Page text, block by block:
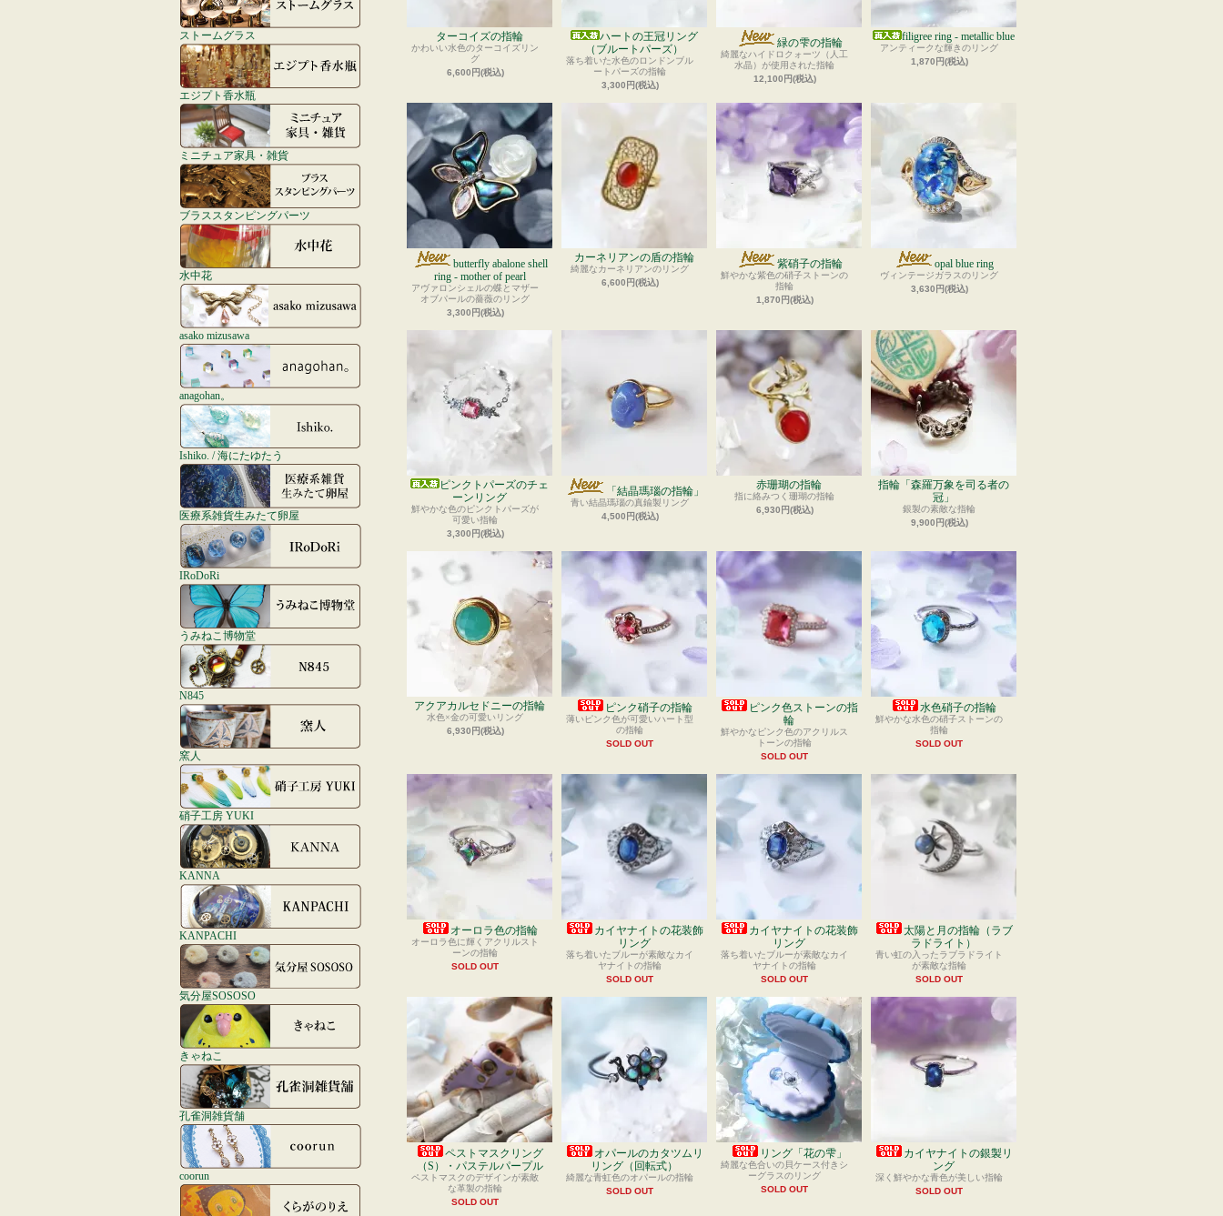
ストームグラス
エジプト香水瓶
ミニチュア家具・雑貨
ブラススタンピングパーツ
水中花
asako mizusawa
anagohan。
Ishiko. / 海にたゆたう
医療系雑貨生みたて卵屋
IRoDoRi
うみねこ博物堂
N845
窯人
硝子工房 YUKI
KANNA
KANPACHI
気分屋SOSOSO
きゃねこ
孔雀洞雑貨舗
coorun
ターコイズの指輪
かわいい水色のターコイズリン
グ
6,600円(税込)
ハートの王冠リング
（ブルートパーズ）
落ち着いた水色のロンドンブル
ートパーズの指輪
3,300円(税込)
緑の雫の指輪
綺麗なハイドロクォーツ（人工
水晶）が使用された指輪
12,100円(税込)
filigree ring - metallic blue
アンティークな輝きのリング
1,870円(税込)
butterfly abalone shell
ring - mother of pearl
アヴァロンシェルの蝶とマザー
オブパールの薔薇のリング
3,300円(税込)
カーネリアンの盾の指輪
綺麗なカーネリアンのリング
6,600円(税込)
紫硝子の指輪
鮮やかな紫色の硝子ストーンの
指輪
1,870円(税込)
opal blue ring
ヴィンテージガラスのリング
3,630円(税込)
ピンクトパーズのチェ
ーンリング
鮮やかな色のピンクトパーズが
可愛い指輪
3,300円(税込)
「結晶瑪瑙の指輪」
青い結晶瑪瑙の真鍮製リング
4,500円(税込)
赤珊瑚の指輪
指に絡みつく珊瑚の指輪
6,930円(税込)
指輪「森羅万象を司る者の
冠」
銀製の素敵な指輪
9,900円(税込)
アクアカルセドニーの指輪
水色×金の可愛いリング
6,930円(税込)
ピンク硝子の指輪
薄いピンク色が可愛いハート型
の指輪
SOLD OUT
ピンク色ストーンの指
輪
鮮やかなピンク色のアクリルス
トーンの指輪
SOLD OUT
水色硝子の指輪
鮮やかな水色の硝子ストーンの
指輪
SOLD OUT
オーロラ色の指輪
オーロラ色に輝くアクリルスト
ーンの指輪
SOLD OUT
カイヤナイトの花装飾
リング
落ち着いたブルーが素敵なカイ
ヤナイトの指輪
SOLD OUT
カイヤナイトの花装飾
リング
落ち着いたブルーが素敵なカイ
ヤナイトの指輪
SOLD OUT
太陽と月の指輪（ラブ
ラドライト）
青い虹の入ったラブラドライト
が素敵な指輪
SOLD OUT
ペストマスクリング
（S）・パステルパープル
ペストマスクのデザインが素敵
な革製の指輪
SOLD OUT
オパールのカタツムリ
リング（回転式）
綺麗な青虹色のオパールの指輪
SOLD OUT
リング「花の雫」
綺麗な色合いの貝ケース付きシ
ーグラスのリング
SOLD OUT
カイヤナイトの銀製リ
ング
深く鮮やかな青色が美しい指輪
SOLD OUT